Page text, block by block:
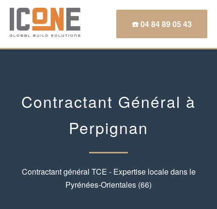
☎️ 04 84 89 05 43
Contractant Général à
Perpignan
Contractant général TCE - Expertise locale dans le
Pyrénées-Orientales (66)